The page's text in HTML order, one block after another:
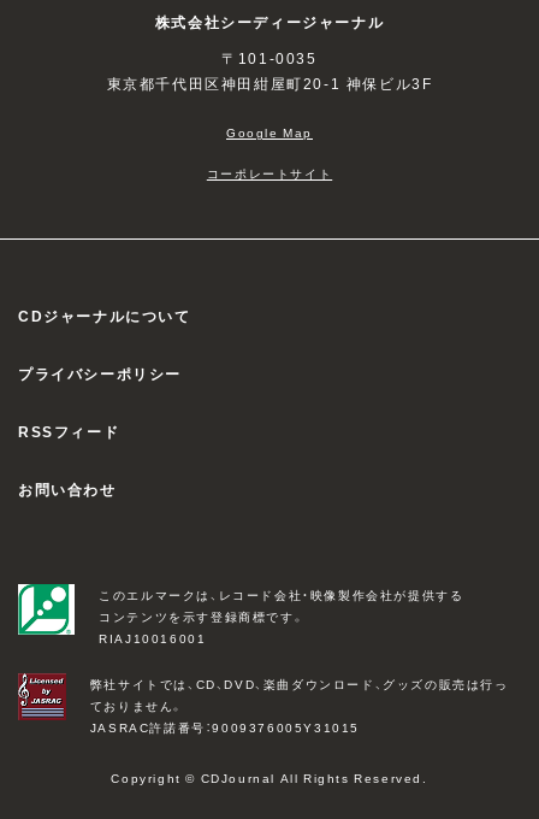
株式会社シーディージャーナル
〒101-0035
東京都千代田区神田紺屋町20-1 神保ビル3F
Google Map
コーポレートサイト
CDジャーナルについて
プライバシーポリシー
RSSフィード
お問い合わせ
このエルマークは、レコード会社・映像製作会社が提供する
コンテンツを示す登録商標です。
RIAJ10016001
弊社サイトでは、CD、DVD、楽曲ダウンロード、グッズの販売は行っ
ておりません。
JASRAC許諾番号：9009376005Y31015
Copyright © CDJournal All Rights Reserved.